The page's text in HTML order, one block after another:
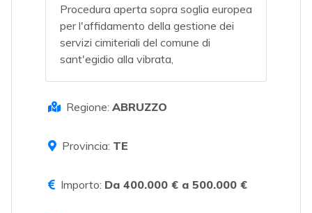
Procedura aperta sopra soglia europea
per l'affidamento della gestione dei
servizi cimiteriali del comune di
sant'egidio alla vibrata,
Regione: ABRUZZO
Provincia: TE
Importo: Da 400.000 € a 500.000 €